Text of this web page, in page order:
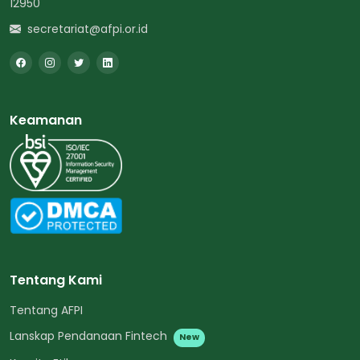
12950
secretariat@afpi.or.id
Keamanan
Tentang Kami
Tentang AFPI
Lanskap Pendanaan Fintech
New